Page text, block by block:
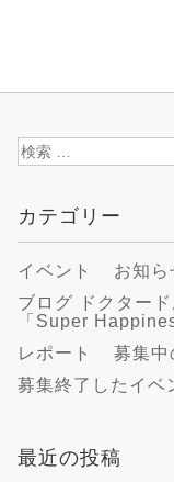
検
カテゴリー
イベント
お知ら
ブログ ドクター
「Super
レポート
募集中
募集終了したイベ
最近の投稿